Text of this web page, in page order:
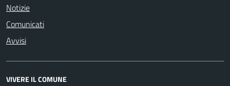
Notizie
Comunicati
Avvisi
VIVERE IL COMUNE